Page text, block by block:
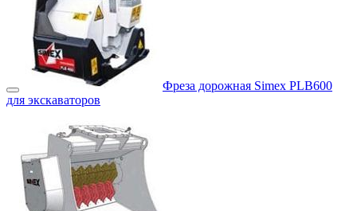
Фреза дорожная Simex PLB600
для экскаваторов